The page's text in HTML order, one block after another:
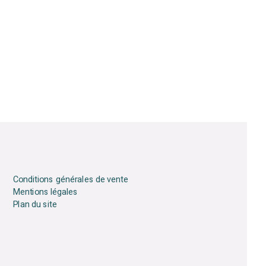
Conditions générales de vente
Mentions légales
Plan du site